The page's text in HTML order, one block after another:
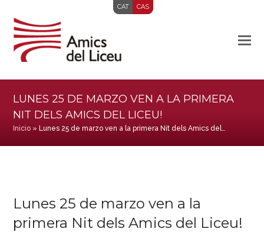
CAT CAS
LUNES 25 DE MARZO VEN A LA PRIMERA
NIT DELS AMICS DEL LICEU!
Inicio » Lunes 25 de marzo ven a la primera Nit dels Amics del…
Lunes 25 de marzo ven a la
primera Nit dels Amics del Liceu!